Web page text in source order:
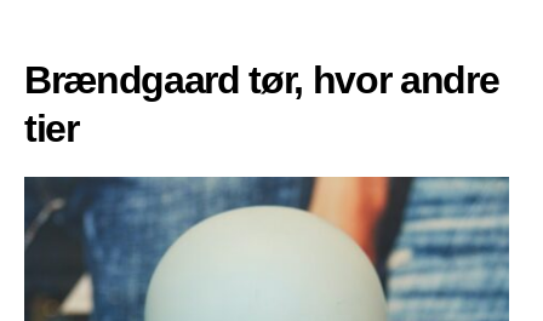
Brændgaard tør, hvor andre
tier